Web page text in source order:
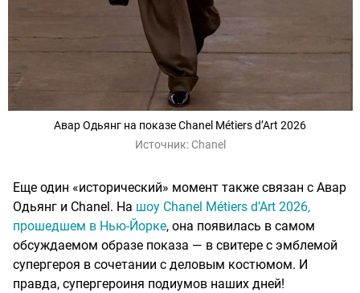
Авар Одьянг на показеChanel Métiers d’Art 2026
Источник: Chanel
Еще один «исторический» момент также связан с Авар
Одьянг и Chanel. На шоу Chanel Métiers d’Art 2026,
прошедшем в Нью-Йорке, она появилась в самом
обсуждаемом образе показа — в свитере с эмблемой
супергероя в сочетании с деловым костюмом. И
правда, супергероиня подиумов наших дней!